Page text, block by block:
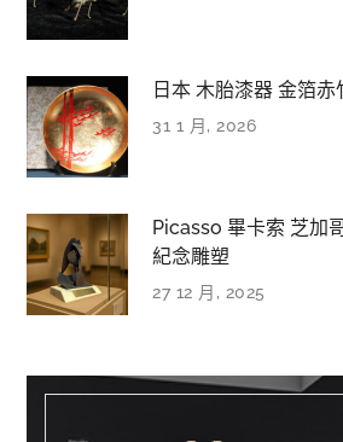
日本 木胎漆器 金箔
31 1 月, 2026
Picasso 畢卡索 芝加
紀念雕塑
27 12 月, 2025